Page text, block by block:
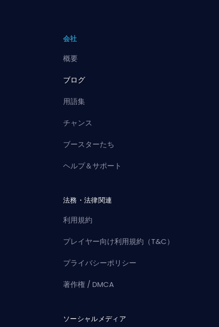
会社
概要
ブログ
用語集
チャンス
ブースターたち
ヘルプ＆サポート
法務・法律関連
利用規約
プレイヤー向け利用規約（T&C）
プライバシーポリシー
著作権 / DMCA
ソーシャルメディア